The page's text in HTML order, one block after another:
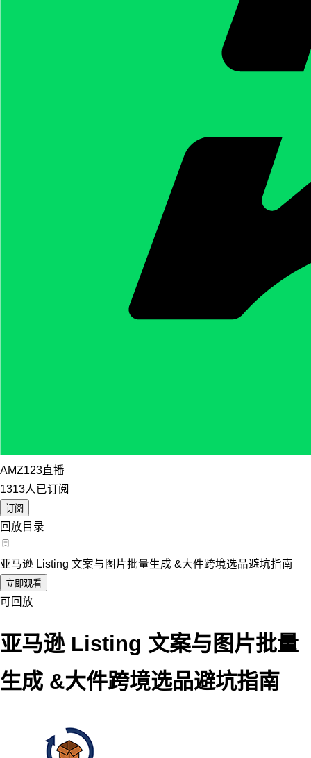
AMZ123直播
1313人已订阅
订阅
回放目录
亚马逊 Listing 文案与图片批量生成 &大件跨境选品避坑指南
立即观看
可回放
亚马逊 Listing 文案与图片批量
生成 &大件跨境选品避坑指南